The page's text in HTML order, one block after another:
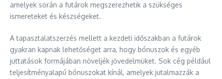
amelyek során a futárok megszerezhetik a szükséges
ismereteket és készségeket.
A tapasztalatszerzés mellett a kezdeti időszakban a futárok
gyakran kapnak lehetőséget arra, hogy bónuszok és egyéb
juttatások formájában növeljék jövedelmüket. Sok cég például
teljesítményalapú bónuszokat kínál, amelyek jutalmazzák a